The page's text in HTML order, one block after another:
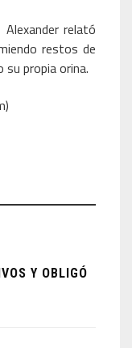
relató
restos de
su propia orina.
Y OBLIGÓ